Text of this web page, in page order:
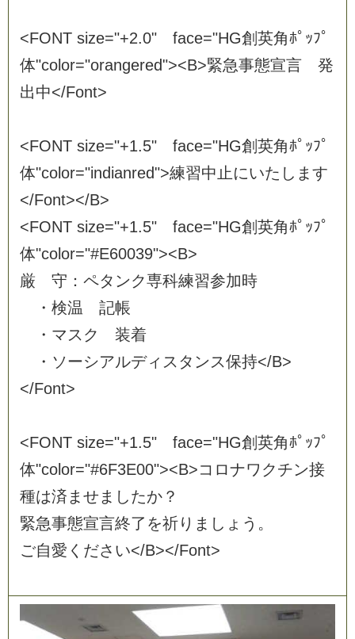
<FONT size="+2.0" face="HG創英角ﾎﾟ ｯﾌﾟ
体"coor="orangered"><B>緊急事態宣言
発
出中</Font>
<FONT size="+1.5" face="HG創英角ﾎﾟ ｯﾌﾟ
体"coor="indianred">練習中 止にいた し ま す
</Font></B>
<FONT size="+1.5" face="HG創英角ﾎﾟ ｯﾌﾟ
体"coor="#E60039"><B>
厳
守 ： ペタ ンク専科練習参加時
・ 検温 記帳
・ マ ス ク 装着
・ ソーシアルディ ス タ ンス保持</B>
</Font>
<FONT size="+1.5" face="HG創英角ﾎﾟ ｯﾌﾟ
体"coor="#6F3E00"><B>コ ロナワ クチン接
種は済 ま せ ま したか ？
緊急事態宣言終了 を祈り ま し ょ う 。
ご自愛 く ださ い</B></Font>